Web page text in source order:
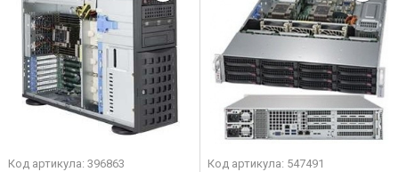
Код артикула: 396863 Код артикула: 547491